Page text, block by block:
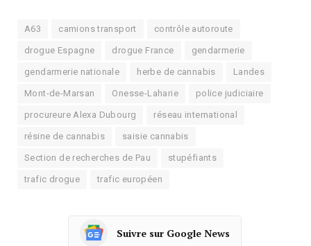
A63 camions transport contrôle autoroute
drogue Espagne drogue France gendarmerie
gendarmerie nationale herbe de cannabis Landes
Mont-de-Marsan Onesse-Laharie police judiciaire
procureure Alexa Dubourg réseau international
résine de cannabis saisie cannabis
Section de recherches de Pau stupéfiants
trafic drogue trafic européen
Suivre sur Google News